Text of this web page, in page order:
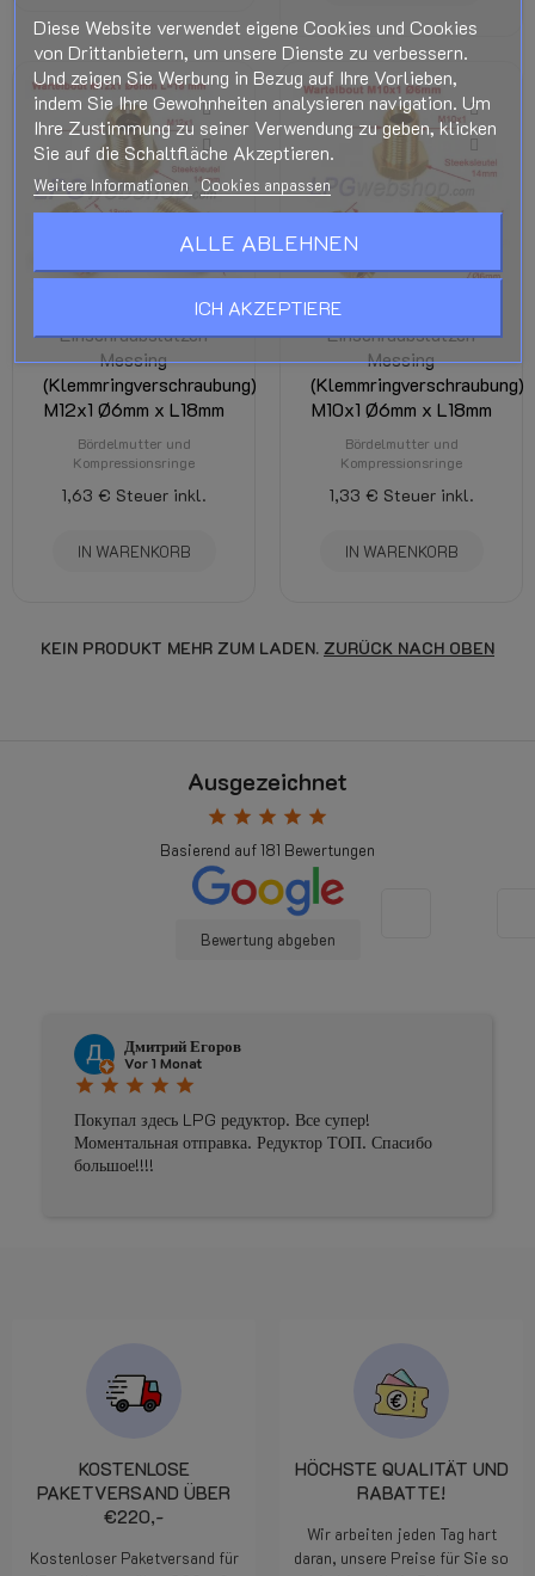
Einschraubstutzen
Messing
(Klemmringverschraubung)
M12x1 Ø6mm x L18mm
Bördelmutter und
Kompressionsringe
1,63 € Steuer inkl.
IN WARENKORB
Einschraubstutzen
Messing
(Klemmringverschraubung)
M10x1 Ø6mm x L18mm
Bördelmutter und
Kompressionsringe
1,33 € Steuer inkl.
IN WARENKORB
KEIN PRODUKT MEHR ZUM LADEN. ZURÜCK NACH OBEN
Ausgezeichnet
star star star star star
Basierend auf181 Bewertungen
Bewertung abgeben
Дмитрий Егоров
Vor 1 Monat
star star star star star
Покупал здесь LPG редуктор. Все супер!
Моментальная отправка. Редуктор ТОП. Спасибо
большое!!!!
KOSTENLOSE
PAKETVERSAND ÜBER
€220,-
Kostenloser Paketversand für
HÖCHSTE QUALITÄT UND
RABATTE!
Wir arbeiten jeden Tag hart
daran, unsere Preise für Sie so
Diese Website verwendet eigene Cookies und Cookies
von Drittanbietern, um unsere Dienste zu verbessern.
Und zeigen Sie Werbung in Bezug auf Ihre Vorlieben,
indem Sie Ihre Gewohnheiten analysieren navigation. Um
Ihre Zustimmung zu seiner Verwendung zu geben, klicken
Sie auf die Schaltfläche Akzeptieren.
Weitere Informationen Cookies anpassen
ALLE ABLEHNEN
ICH AKZEPTIERE